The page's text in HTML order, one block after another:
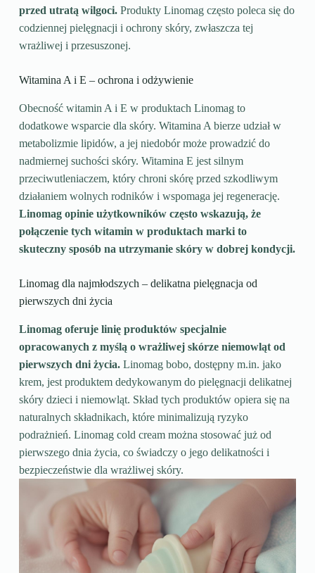
przed utratą wilgoci.Produkty Linomag często poleca się do
codziennej pielęgnacji i ochrony skóry, zwłaszcza tej
wrażliwej i przesuszonej.
Witamina A i E – ochrona i odżywienie
Obecność witamin A i E w produktach Linomag to
dodatkowe wsparcie dla skóry. Witamina A bierze udział w
metabolizmie lipidów, a jej niedobór może prowadzić do
nadmiernej suchości skóry. Witamina E jest silnym
przeciwutleniaczem, który chroni skórę przed szkodliwym
działaniem wolnych rodników i wspomaga jej regenerację.
Linomag opinie użytkowników często wskazują, że
połączenie tych witamin w produktach marki to
skuteczny sposób na utrzymanie skóry w dobrej kondycji.
Linomag dla najmłodszych – delikatna pielęgnacja od
pierwszych dni życia
Linomag oferuje linię produktów specjalnie
opracowanych z myślą o wrażliwej skórze niemowląt od
pierwszych dni życia.Linomag bobo, dostępny m.in. jako
krem, jest produktem dedykowanym do pielęgnacji delikatnej
skóry dzieci i niemowląt. Skład tych produktów opiera się na
naturalnych składnikach, które minimalizują ryzyko
podrażnień. Linomag cold cream można stosować już od
pierwszego dnia życia, co świadczy o jego delikatności i
bezpieczeństwie dla wrażliwej skóry.